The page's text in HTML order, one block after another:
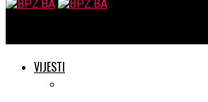
VIJESTI